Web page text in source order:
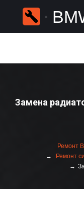
Замена
Ремонт
Ремонт